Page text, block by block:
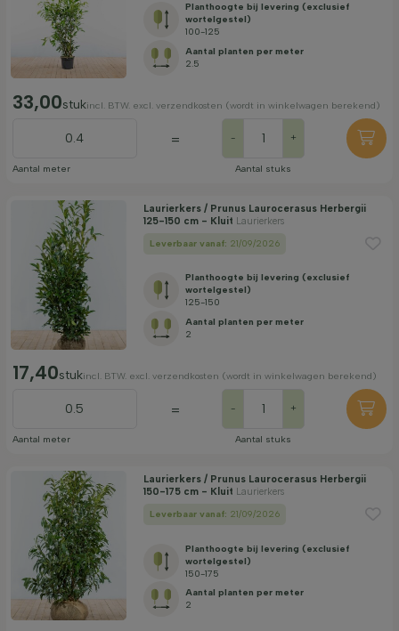
Planthoogte bij levering (exclusief
wortelgestel)
100-125
Aantal planten per meter
2.5
33,00stukincl. BTW. excl. verzendkosten (wordt in winkelwagen berekend)
Aantal meter
= - +
Aantal stuks
Laurierkers / Prunus Laurocerasus Herbergii
125-150 cm - Kluit Laurierkers
Leverbaar vanaf: 21/09/2026
Planthoogte bij levering (exclusief
wortelgestel)
125-150
Aantal planten per meter
2
17,40stukincl. BTW. excl. verzendkosten (wordt in winkelwagen berekend)
Aantal meter
= - +
Aantal stuks
Laurierkers / Prunus Laurocerasus Herbergii
150-175 cm - Kluit Laurierkers
Leverbaar vanaf: 21/09/2026
Planthoogte bij levering (exclusief
wortelgestel)
150-175
Aantal planten per meter
2